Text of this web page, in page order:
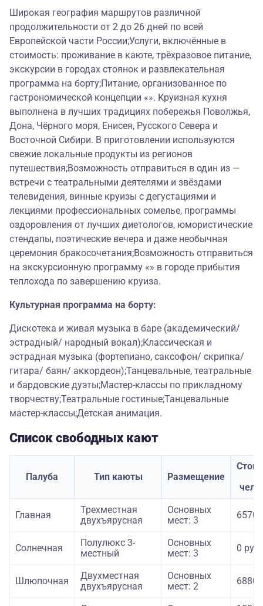
Широкая география маршрутов различной
продолжительности от 2 до 26 дней по всей
Европейской части России;Услуги, включённые в
стоимость: проживание в каюте, трёхразовое питание,
экскурсии в городах стоянок и развлекательная
программа на борту;Питание, организованное по
гастрономической концепции «». Круизная кухня
выполнена в лучших традициях побережья Поволжья,
Дона, Чёрного моря, Енисея, Русского Севера и
Восточной Сибири. В приготовлении используются
свежие локальные продукты из регионов
путешествия;Возможность отправиться в один из —
встречи с театральными деятелями и звёздами
телевидения, винные круизы с дегустациями и
лекциями профессиональных сомелье, программы
оздоровления от лучших диетологов, юмористические
стендапы, поэтические вечера и даже необычная
церемония бракосочетания;Возможность отправиться
на экскурсионную программу «» в городе прибытия
теплохода по завершению круиза.
Культурная программа на борту:
Дискотека и живая музыка в баре (академический/
эстрадный/ народный вокал);Классическая и
эстрадная музыка (фортепиано, саксофон/ скрипка/
гитара/ баян/ аккордеон);Танцевальные, театральные
и бардовские дуэты;Мастер-классы по прикладному
творчеству;Театральные гостиные;Танцевальные
мастер-классы;Детская анимация.
Список свободных кают
Палуба Тип каюты Размещение
Главная
Трехместная
двухъярусная
Основных
мест: 3
Солнечная
Полулюкс 3-
местный
Основных
мест: 3
0 руб.
Шлюпочная
Двухместная
двухъярусная
Основных
мест: 2